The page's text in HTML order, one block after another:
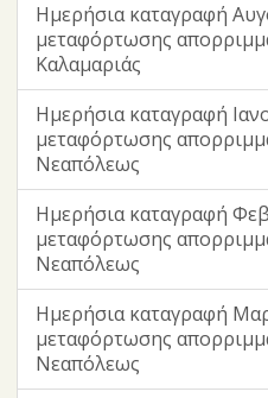
Ημερήσια καταγραφή
μεταφόρτωσης
Καλαμαριάς
Ημερήσια καταγραφή
μεταφόρτωσης
Νεαπόλεως
Ημερήσια καταγραφή
μεταφόρτωσης
Νεαπόλεως
Ημερήσια καταγραφή
μεταφόρτωσης
Νεαπόλεως